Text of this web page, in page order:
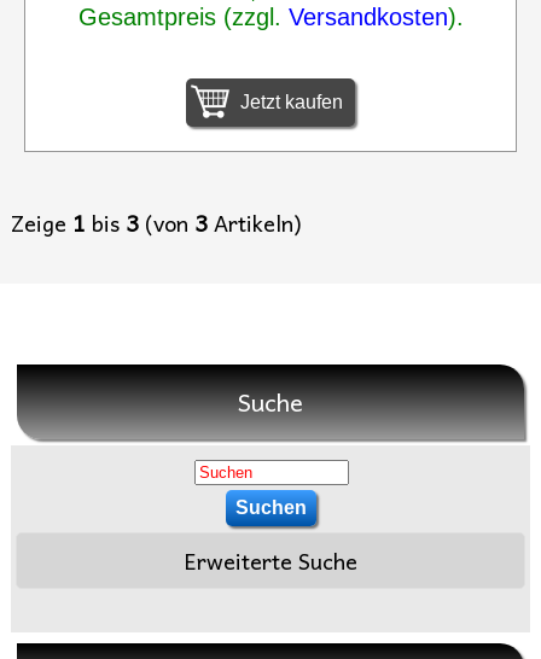
Gesamtpreis (zzgl. Versandkosten).
Jetzt kaufen
Zeige 1 bis 3 (von 3Artikeln)
Suche
Erweiterte Suche